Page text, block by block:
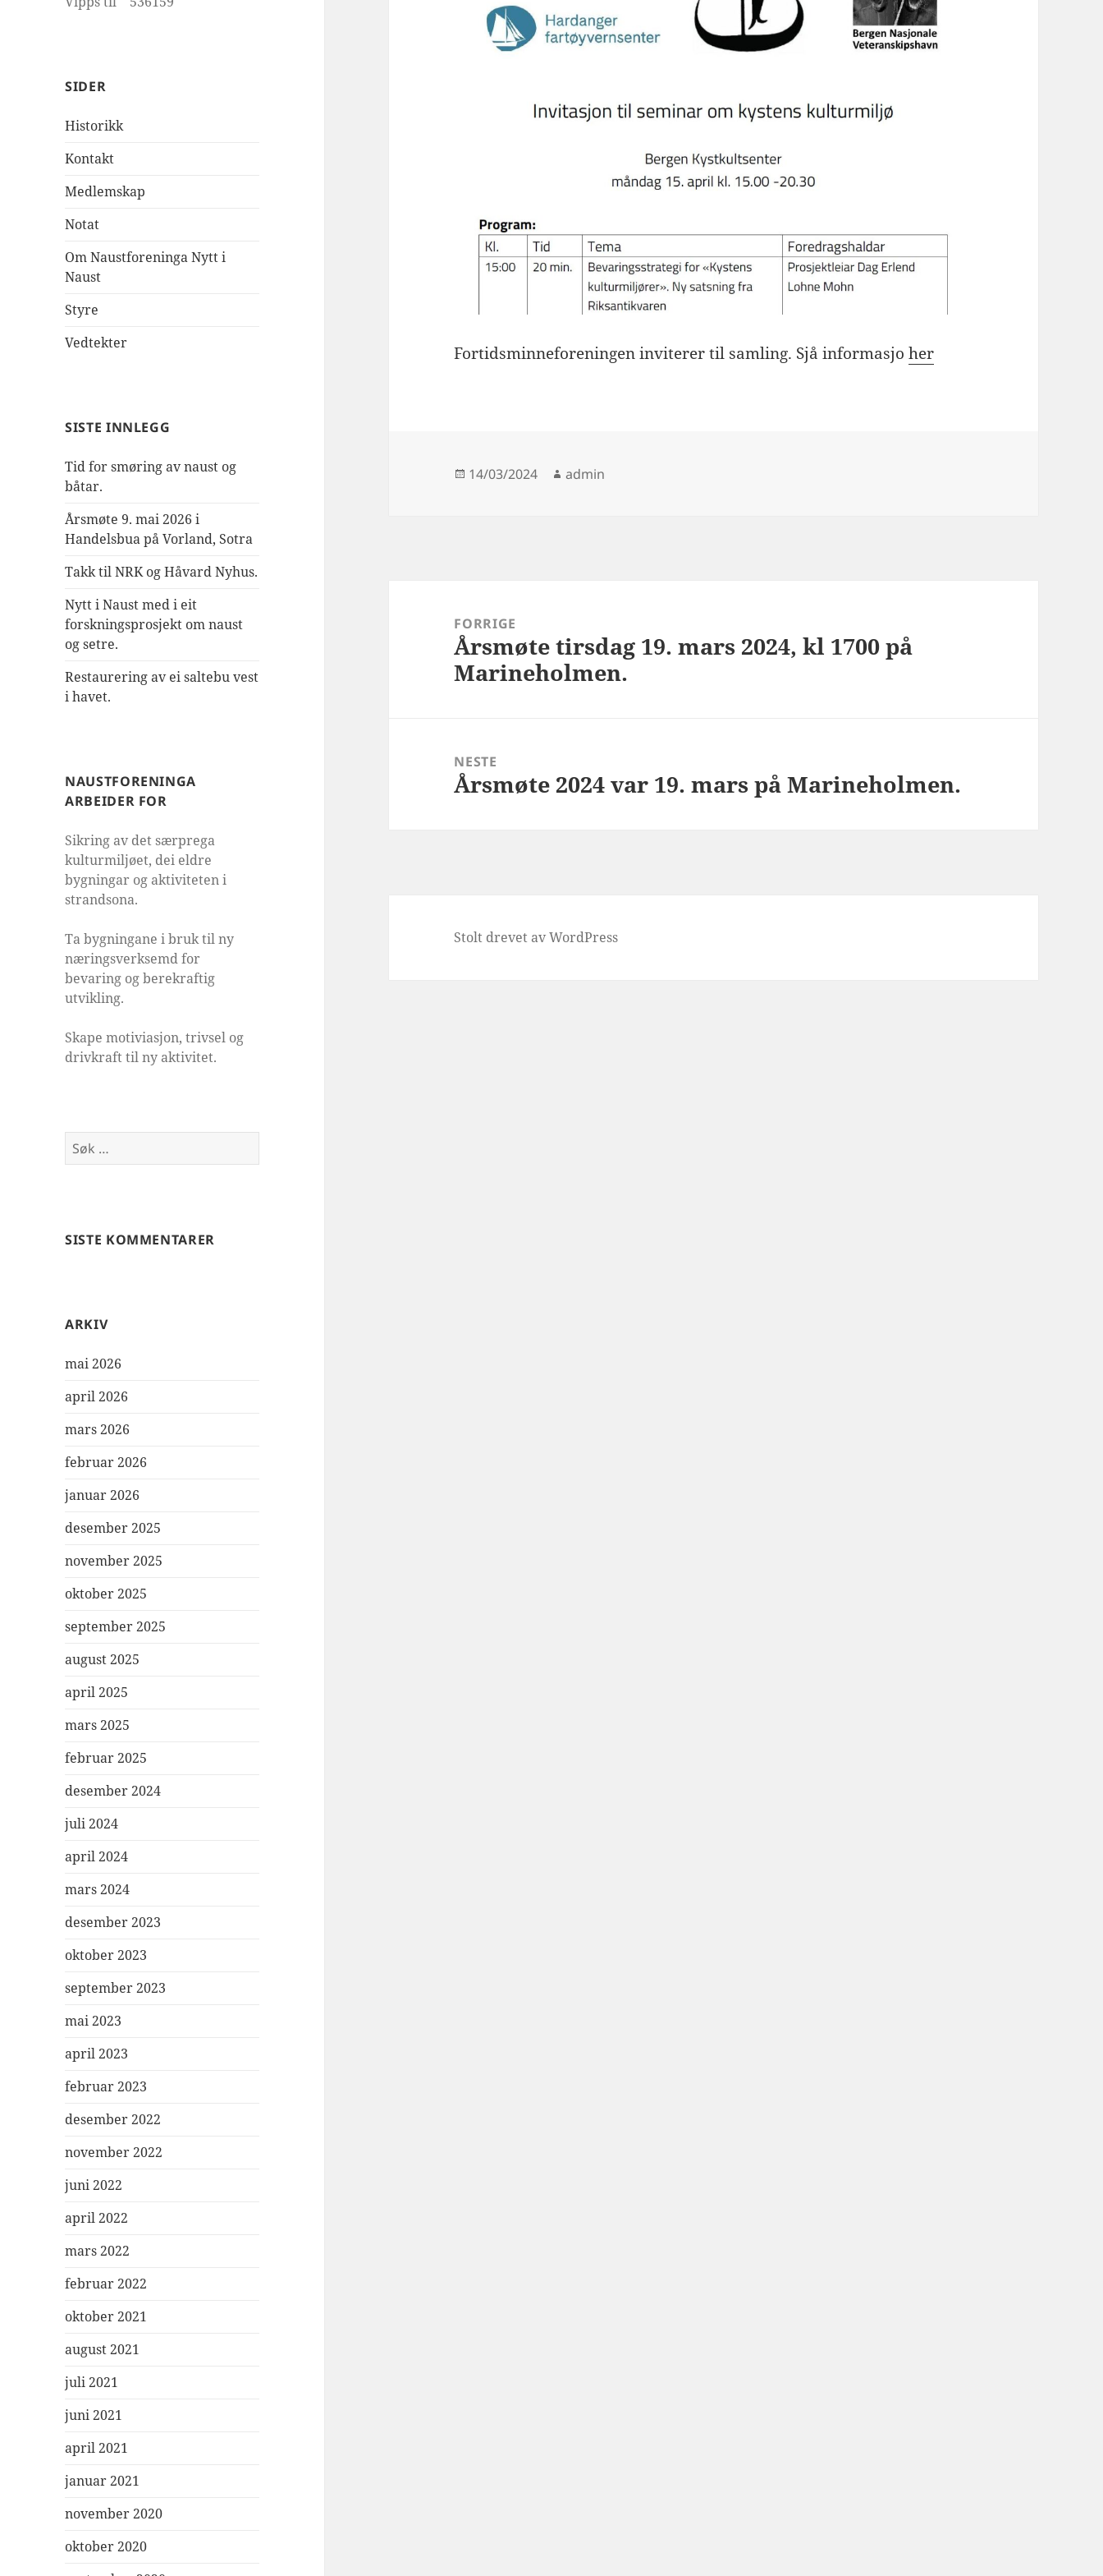
SIDER
Historikk
Kontakt
Medlemskap
Notat
Om Naustforeninga Nytt i
Naust
Styre
Vedtekter
SISTE INNLEGG
Tid for smøring av naust og
båtar.
Årsmøte 9. mai 2026 i
Handelsbua på Vorland, Sotra
Takk til NRK og Håvard Nyhus.
Nytt i Naust med i eit
forskningsprosjekt om naust
og setre.
Restaurering av ei saltebu vest
i havet.
NAUSTFORENINGA
ARBEIDER FOR
Sikring av det særprega
kulturmiljøet, dei eldre
bygningar og aktiviteten i
strandsona.
Ta bygningane i bruk til ny
næringsverksemd for
bevaring og berekraftig
utvikling.
Skape motiviasjon, trivsel og
drivkraft til ny aktivitet.
Søk
etter:
SISTE KOMMENTARER
ARKIV
mai 2026
april 2026
mars 2026
februar 2026
januar 2026
desember 2025
november 2025
oktober 2025
september 2025
august 2025
april 2025
mars 2025
februar 2025
desember 2024
juli 2024
april 2024
mars 2024
desember 2023
oktober 2023
september 2023
mai 2023
april 2023
februar 2023
desember 2022
november 2022
juni 2022
april 2022
mars 2022
februar 2022
oktober 2021
august 2021
juli 2021
juni 2021
april 2021
januar 2021
november 2020
oktober 2020
Fortidsminneforeningen inviterer til samling. Sjå informasjoher
Publisert
14/03/2024 Forfatter
admin
FORRIGE
Forrige
innlegg:
Årsmøte tirsdag 19. mars 2024, kl 1700 på
Marineholmen.
NESTE
Neste
Årsmøte 2024 var 19. mars på Marineholmen.
Stolt drevet av WordPress